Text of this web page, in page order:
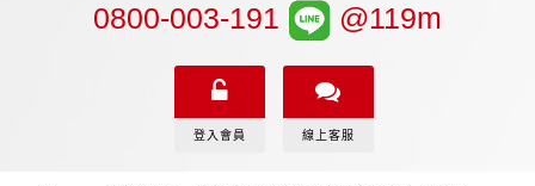
0800-003-191 @119m
登入會員 線上客服